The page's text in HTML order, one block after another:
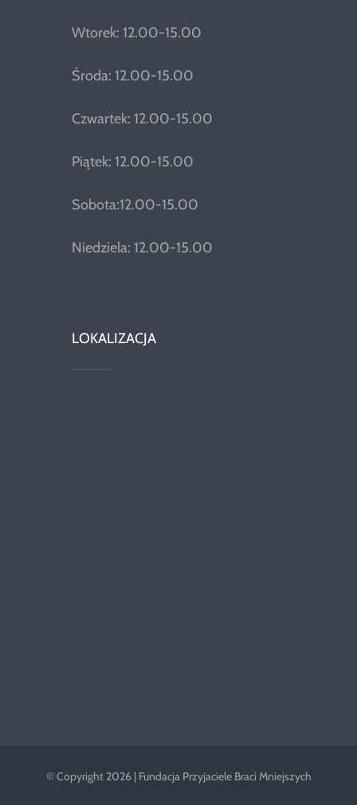
Wtorek: 12.00-15.00
Środa: 12.00-15.00
Czwartek: 12.00-15.00
Piątek: 12.00-15.00
Sobota:12.00-15.00
Niedziela: 12.00-15.00
LOKALIZACJA
© Copyright 2026 | Fundacja Przyjaciele Braci Mniejszych